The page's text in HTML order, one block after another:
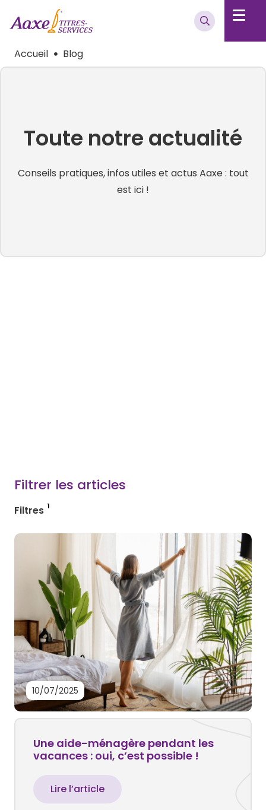
Accueil Blog
Toute notre actualité
Conseils pratiques, infos utiles et actus Aaxe : tout
est ici !
Filtrer les articles
Filtres
10/07/2025
Une aide-ménagère pendant les
vacances : oui, c’est possible !
Lire l’article